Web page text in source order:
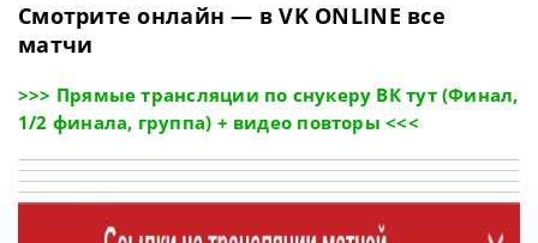
Смотрите онлайн — в VK ONLINE все
матчи
>>> Прямые трансляции по снукеру ВК тут (Финал,
1/2 финала, группа) + видео повторы <<<